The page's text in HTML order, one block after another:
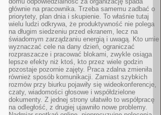
głównie na pracownika. Trzeba samemu zadbać o
priorytety, plan dnia i skupienie. To właśnie tutaj
wielu ludzi odkrywa, że produktywność nie polega
na długim siedzeniu przed ekranem, lecz na
świadomym zarządzaniu energią i uwagą. Kto umie
wyznaczać cele na dany dzień, ograniczać
rozpraszacze i pracować blokami, zwykle osiąga
lepsze efekty niż ktoś, kto przez wiele godzin
pozostaje pozornie zajęty. Praca zdalna zmieniła
również sposób komunikacji. Zamiast szybkich
rozmów przy biurku pojawiły się wideokonferencje,
czaty, wiadomości głosowe i współdzielone
dokumenty. Z jednej strony ułatwiło to współpracę
na odległość, z drugiej ujawniło nowe problemy.